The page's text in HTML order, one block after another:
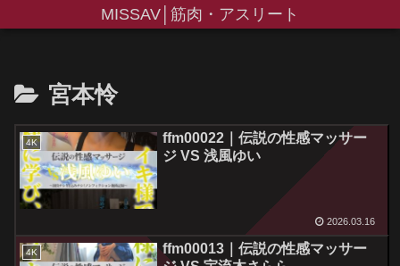
MISSAV│筋肉・アスリート
宮本怜
4K
ffm00022｜伝説の性感マッサー
ジ VS 浅風ゆい
2026.03.16
4K
ffm00013｜伝説の性感マッサー